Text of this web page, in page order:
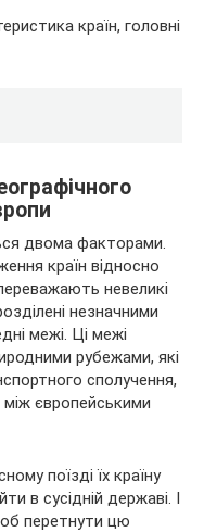
двома факторами.
країн відносно
невеликі
незначними
межі. Ці межі
рубежами, які
сполучення,
між європейськими
поїзді їх країну
в сусідній державі. І
перетнути цю